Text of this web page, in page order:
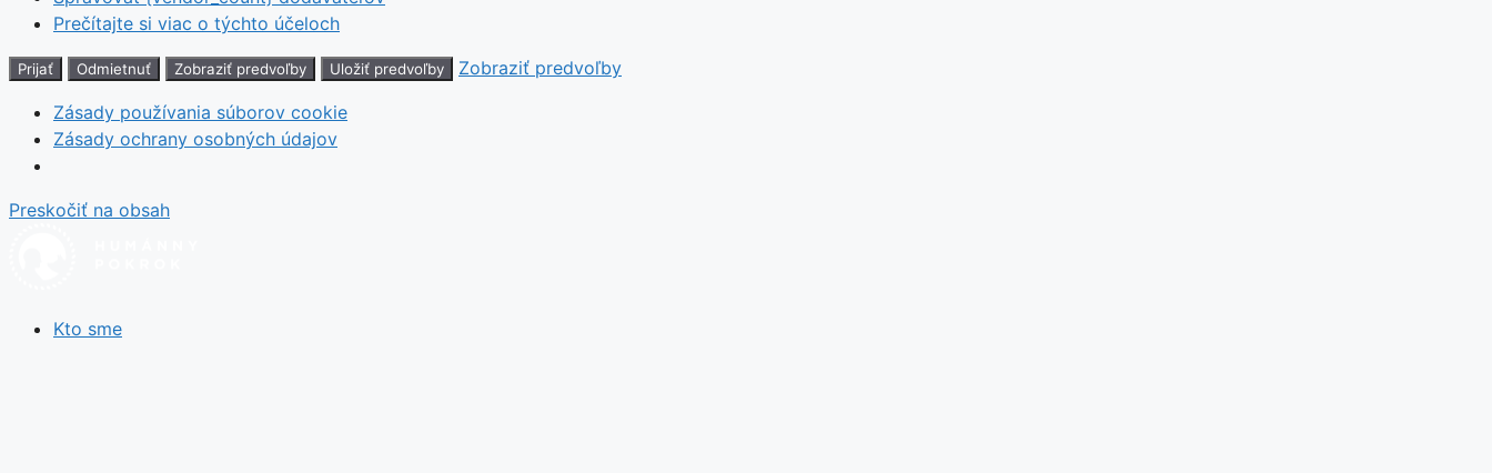
Prečítajte si viac o týchto účeloch
Prijať Odmietnuť Zobraziť predvoľby Uložiť predvoľby
Zobraziť predvoľby
Zásady používania súborov cookie
Zásady ochrany osobných údajov
Preskočiť na obsah
Kto sme